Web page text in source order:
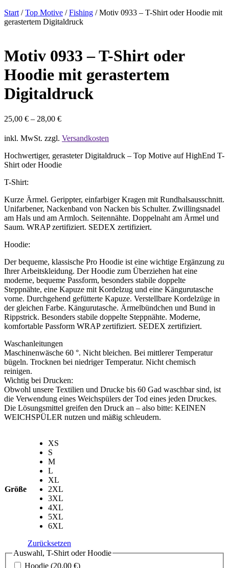
Start /Top Motive /Fishing / Motiv 0933 – T-Shirt oder Hoodie mit
gerastertem Digitaldruck
Motiv 0933 – T-Shirt oder
Hoodie mit gerastertem
Digitaldruck
25,00 € – 28,00 €
inkl. MwSt. zzgl. Versandkosten
Hochwertiger, gerasteter Digitaldruck – Top Motive auf HighEnd T-
Shirt oder Hoodie
T-Shirt:
Kurze Ärmel. Gerippter, einfarbiger Kragen mit Rundhalsausschnitt.
Unifarbener, Nackenband von Nacken bis Schulter. Zwillingsnadel
am Hals und am Armloch. Seitennähte. Doppelnaht am Ärmel und
Saum. WRAP zertifiziert. SEDEX zertifiziert.
Hoodie:
Der bequeme, klassische Pro Hoodie ist eine wichtige Ergänzung zu
Ihrer Arbeitskleidung. Der Hoodie zum Überziehen hat eine
moderne, bequeme Passform, besonders stabile doppelte
Steppnähte, eine Kapuze mit Kordelzug und eine Kängurutasche
vorne. Durchgehend gefütterte Kapuze. Verstellbare Kordelzüge in
der gleichen Farbe. Kängurutasche. Ärmelbündchen und Bund in
Rippstrick. Besonders stabile doppelte Steppnähte. Moderne,
komfortable Passform WRAP zertifiziert. SEDEX zertifiziert.
Waschanleitungen
Maschinenwäsche 60 °. Nicht bleichen. Bei mittlerer Temperatur
bügeln. Trocknen bei niedriger Temperatur. Nicht chemisch
reinigen.
Wichtig bei Drucken:
Obwohl unsere Textilien und Drucke bis 60 Gad waschbar sind, ist
die Verwendung eines Weichspülers der Tod eines jeden Druckes.
Die Lösungsmittel greifen den Druck an – also bitte: KEINEN
WEICHSPÜLER nutzen und mäßig schleudern.
Größe
XS
S
M
L
XL
2XL
3XL
4XL
5XL
6XL
Zurücksetzen
Auswahl, T-Shirt oder Hoodie
Hoodie (20,00 €)